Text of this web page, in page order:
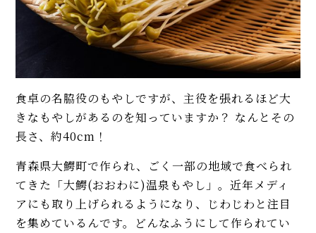
食卓の名脇役のもやしですが、主役を張れるほど大
きなもやしがあるのを知っていますか？ なんとその
長さ、約40cm！
青森県大鰐町で作られ、ごく一部の地域で食べられ
てきた「大鰐(おおわに)温泉もやし」。近年メディ
アにも取り上げられるようになり、じわじわと注目
を集めているんです。どんなふうにして作られてい